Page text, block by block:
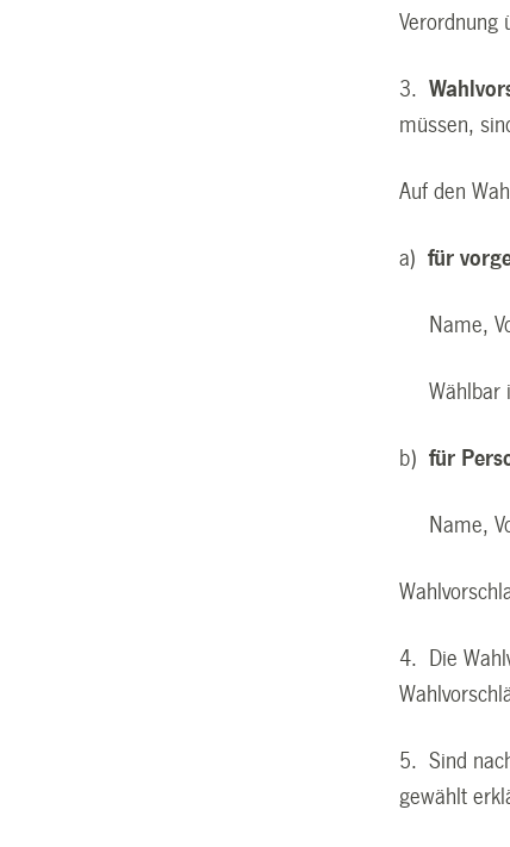
Verordnung
3.
müssen,
Auf den
a)für
Name,
Wählbar
b)für
Name,
4. Die
5. Sind
gewählt